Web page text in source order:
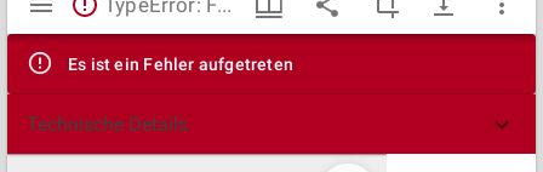
Viewer
Es ist ein Fehler aufgetreten
Technische Details